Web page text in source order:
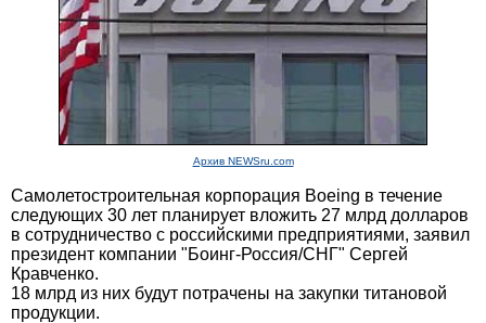
Архив NEWSru.com
Самолетостроительная корпорация Boeing в течение
следующих 30 лет планирует вложить 27 млрд долларов
в сотрудничество с российскими предприятиями, заявил
президент компании "Боинг-Россия/СНГ" Сергей
Кравченко.
18 млрд из них будут потрачены на закупки титановой
продукции.